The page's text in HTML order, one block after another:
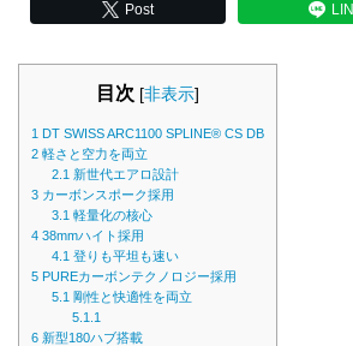
Post
目次 [非表示]
1
DT SWISS ARC1100 SPLINE® CS DB
2 軽さと空力を両立
2.1 新世代エアロ設計
3 カーボンスポーク採用
3.1 軽量化の核心
4 38mmハイト採用
4.1 登りも平坦も速い
5 PUREカーボンテクノロジー採用
5.1
剛性と快適性を両立
5.1.1
6 新型180ハブ搭載